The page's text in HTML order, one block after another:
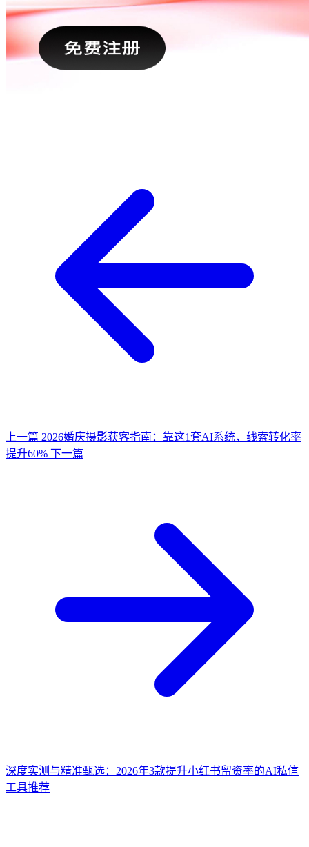
上一篇 2026婚庆摄影获客指南：靠这1套AI系统，线索转化率
提升60% 下一篇
深度实测与精准甄选：2026年3款提升小红书留资率的AI私信
工具推荐